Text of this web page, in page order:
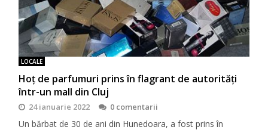
LOCALE
Hoț de parfumuri prins în flagrant de autorități
într-un mall din Cluj
24 ianuarie 2022 0 comentarii
Un bărbat de 30 de ani din Hunedoara, a fost prins în